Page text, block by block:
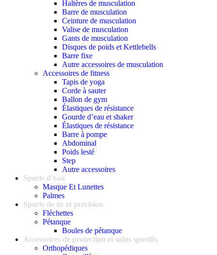
Haltères de musculation
Barre de musculation
Ceinture de musculation
Valise de musculation
Gants de musculation
Disques de poids et Kettlebells
Barre fixe
Autre accessoires de musculation
Accessoires de fitness
Tapis de yoga
Corde à sauter
Ballon de gym
Élastiques de résistance
Gourde d’eau et shaker
Élastiques de résistance
Barre à pompe
Abdominal
Poids lesté
Step
Autre accessoires
Sports d’eau
Masque Et Lunettes
Palmes
Sports de tir et précision
Fléchettes
Pétanque
Boules de pétanque
Accessoires de protection et soins sportifs
Orthopédiques